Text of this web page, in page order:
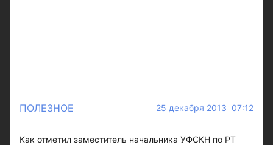
ПОЛЕЗНОЕ 25 декабря 2013 07:12
Как отметил заместитель начальника УФСКН по РТ